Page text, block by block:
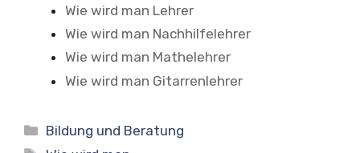
Wie wird man Lehrer
Wie wird man Nachhilfelehrer
Wie wird man Mathelehrer
Wie wird man Gitarrenlehrer
Kategorien
Bildung und Beratung